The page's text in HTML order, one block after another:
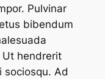
Pulvinar
bibendum
Ut hendrerit
sociosqu. Ad